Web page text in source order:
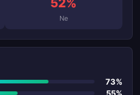
52%
Ne
73%